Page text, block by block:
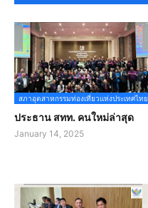
สภาอุตสาหกรรมท่องเที่ยวแห่งประเทศไทย
ประธาน สทท. คนใหม่ล่าสุด
January 14, 2025